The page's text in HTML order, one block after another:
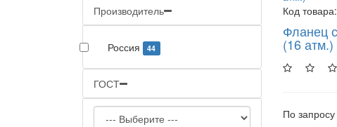
Производитель
Россия 44
ГОСТ
Код товара:
Фланец
(16 атм.)
По запросу